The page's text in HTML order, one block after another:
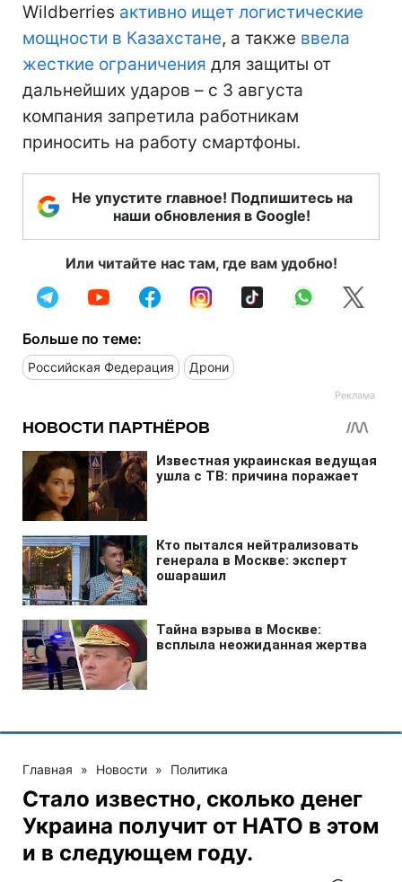
Wildberries активно ищет логистические
мощности в Казахстане, а также ввела
жесткие ограничения для защиты от
дальнейших ударов – с 3 августа
компания запретила работникам
приносить на работу смартфоны.
Не упустите главное! Подпишитесь на
наши обновления в Google!
Или читайте нас там, где вам удобно!
Больше по теме:
Российская Федерация Дрони
Главная » Новости » Политика
Стало известно, сколько денег
Украина получит от НАТО в этом
и в следующем году.